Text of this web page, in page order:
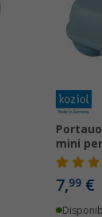
mini
7,99 €